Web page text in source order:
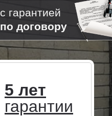
с гарантией
по договору
5 лет
гарантии